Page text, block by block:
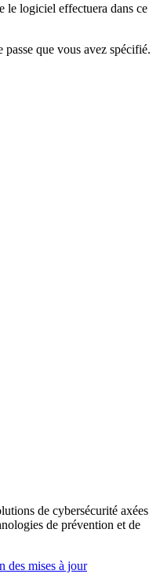
le logiciel effectuera dans ce
que vous avez spécifié.
de cybersécurité axées
de prévention et de
des mises à jour